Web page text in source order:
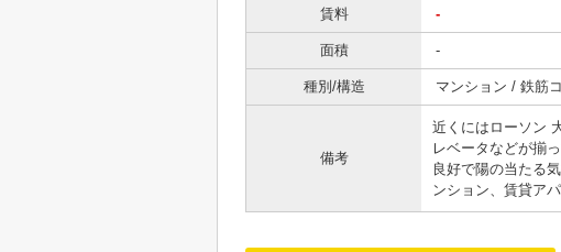
賃料
-
面積 -
種別/構造 マンション / 鉄筋
備考
近くにはローソン
レベータなどが揃
良好で陽の当たる
ンション、賃貸ア